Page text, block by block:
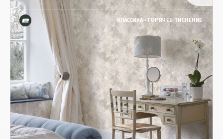
КЛАССИКА • ГОРЯЧЕЕ ТИСНЕНИЕ